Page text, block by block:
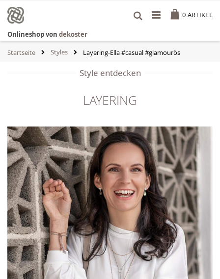
Inhalt
springen
0 ARTIKEL
Onlineshop von dekoster
Startseite Styles Layering-Ella #casual #glamourös
Style entdecken
LAYERING